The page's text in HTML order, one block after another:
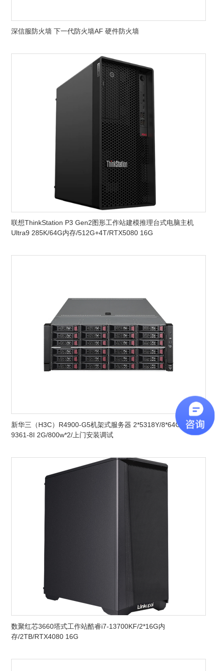
深信服防火墙 下一代防火墙AF 硬件防火墙
联想ThinkStation P3 Gen2图形工作站建模推理台式电脑主机
Ultra9 285K/64G内存/512G+4T/RTX5080 16G
新华三（H3C）R4900-G5机架式服务器 2*5318Y/8*64GB/2*12T
9361-8I 2G/800w*2/上门安装调试
数聚红芯3660塔式工作站酷睿i7-13700KF/2*16G内
存/2TB/RTX4080 16G